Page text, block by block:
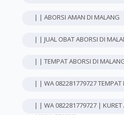
| | ABORSI AMAN DI MALANG
| | JUAL OBAT ABORSI DI
| | TEMPAT ABORSI DI
| | WA 082281779727 TEMPAT
| | WA 082281779727 |